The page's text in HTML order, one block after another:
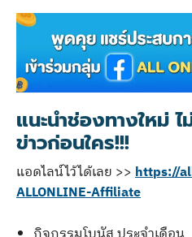
แนะนำช่องทางใหม่
ข่าวก่อนใคร!!!
แอดไลน์ไว้ได้เลย >>https://
ALLONLINE-Affiliate